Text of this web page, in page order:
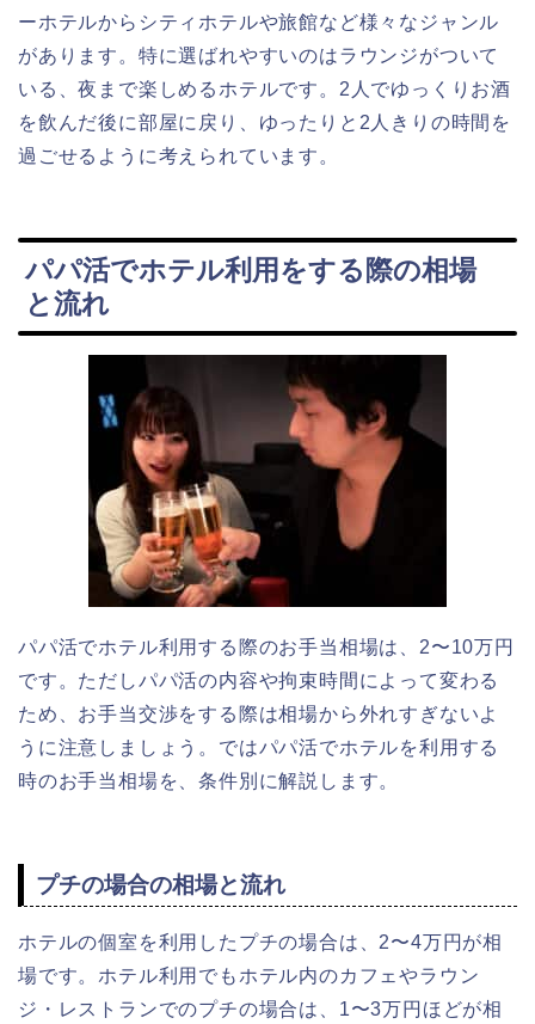
ーホテルからシティホテルや旅館など様々なジャンル
があります。特に選ばれやすいのはラウンジがついて
いる、夜まで楽しめるホテルです。2人でゆっくりお酒
を飲んだ後に部屋に戻り、ゆったりと2人きりの時間を
過ごせるように考えられています。
パパ活でホテル利用をする際の相場
と流れ
パパ活でホテル利用する際のお手当相場は、2〜10万円
です。ただしパパ活の内容や拘束時間によって変わる
ため、お手当交渉をする際は相場から外れすぎないよ
うに注意しましょう。ではパパ活でホテルを利用する
時のお手当相場を、条件別に解説します。
プチの場合の相場と流れ
ホテルの個室を利用したプチの場合は、2〜4万円が相
場です。ホテル利用でもホテル内のカフェやラウン
ジ・レストランでのプチの場合は、1〜3万円ほどが相